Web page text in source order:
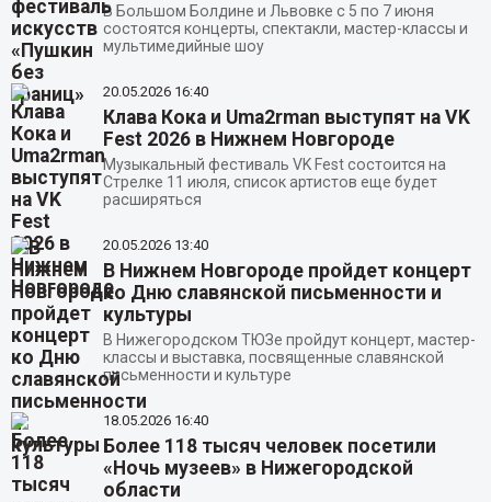
В Большом Болдине и Львовке с 5 по 7 июня
состоятся концерты, спектакли, мастер-классы и
мультимедийные шоу
20.05.2026 16:40
Клава Кока и Uma2rman выступят на VK
Fest 2026 в Нижнем Новгороде
Музыкальный фестиваль VK Fest состоится на
Стрелке 11 июля, список артистов еще будет
расширяться
20.05.2026 13:40
В Нижнем Новгороде пройдет концерт
ко Дню славянской письменности и
культуры
В Нижегородском ТЮЗе пройдут концерт, мастер-
классы и выставка, посвященные славянской
письменности и культуре
18.05.2026 16:40
Более 118 тысяч человек посетили
«Ночь музеев» в Нижегородской
области